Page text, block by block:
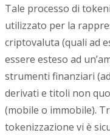
Tale processo di
utilizzato per la
criptovaluta (quali ad
essere esteso ad
strumenti finanziari
derivati e titoli non
(mobile o immobile).
tokenizzazione vi è